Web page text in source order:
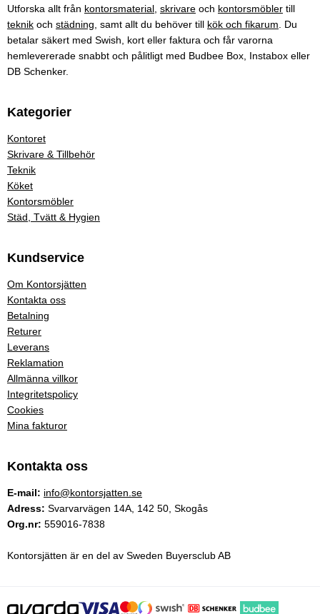
Utforska allt från kontorsmaterial, skrivare och kontorsmöbler till
teknik och städning, samt allt du behöver till kök och fikarum. Du
betalar säkert med Swish, kort eller faktura och får varorna
hemlevererade snabbt och pålitligt med Budbee Box, Instabox eller
DB Schenker.
Kategorier
Kontoret
Skrivare & Tillbehör
Teknik
Köket
Kontorsmöbler
Städ, Tvätt & Hygien
Kundservice
Om Kontorsjätten
Kontakta oss
Betalning
Returer
Leverans
Reklamation
Allmänna villkor
Integritetspolicy
Cookies
Mina fakturor
Kontakta oss
E-mail: info@kontorsjatten.se
Adress: Svarvarvägen 14A, 142 50, Skogås
Org.nr: 559016-7838
Kontorsjätten är en del av Sweden Buyersclub AB